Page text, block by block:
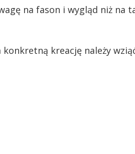
na fason i wygląd niż na
kreację należy